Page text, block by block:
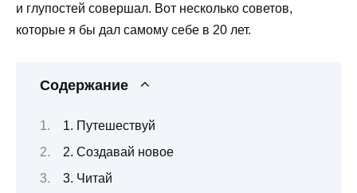
и глупостей совершал. Вот несколько советов,
которые я бы дал самому себе в 20 лет.
Содержание
1. Путешествуй
2. Создавай новое
3. Читай